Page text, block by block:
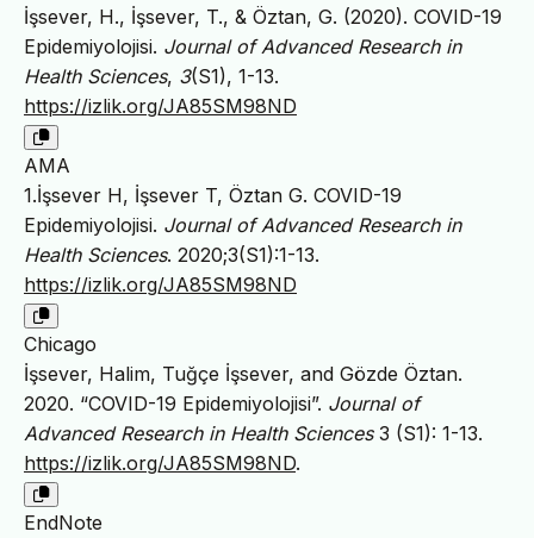
İşsever, H., İşsever, T., & Öztan, G. (2020). COVID-19
Epidemiyolojisi. Journal of Advanced Research in
Health Sciences, 3(S1), 1-13.
https://izlik.org/JA85SM98ND
AMA
1.İşsever H, İşsever T, Öztan G. COVID-19
Epidemiyolojisi. Journal of Advanced Research in
Health Sciences. 2020;3(S1):1-13.
https://izlik.org/JA85SM98ND
Chicago
İşsever, Halim, Tuğçe İşsever, and Gözde Öztan.
2020. “COVID-19 Epidemiyolojisi”. Journal of
Advanced Research in Health Sciences3 (S1): 1-13.
https://izlik.org/JA85SM98ND.
EndNote